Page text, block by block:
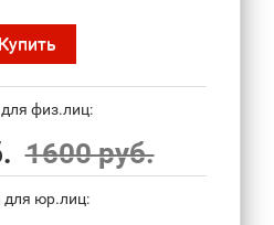
Купить
физ.лиц:
1600 руб.
для юр.лиц: